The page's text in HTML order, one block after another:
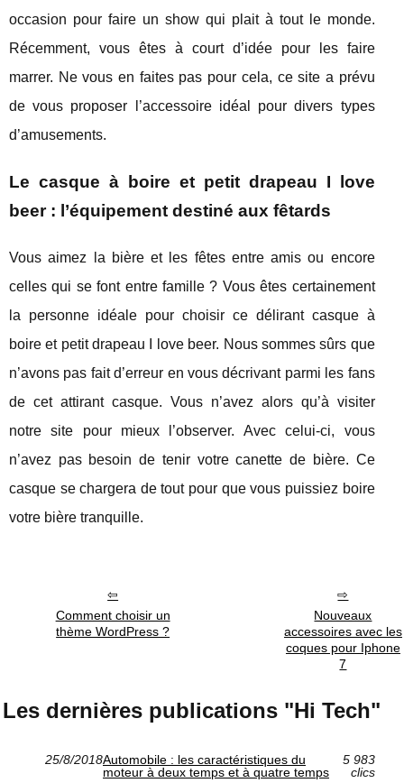
occasion pour faire un show qui plait à tout le monde.
Récemment, vous êtes à court d’idée pour les faire
marrer. Ne vous en faites pas pour cela, ce site a prévu
de vous proposer l’accessoire idéal pour divers types
d’amusements.
Le casque à boire et petit drapeau I love
beer : l’équipement destiné aux fêtards
Vous aimez la bière et les fêtes entre amis ou encore
celles qui se font entre famille ? Vous êtes certainement
la personne idéale pour choisir ce délirant casque à
boire et petit drapeau I love beer. Nous sommes sûrs que
n’avons pas fait d’erreur en vous décrivant parmi les fans
de cet attirant casque. Vous n’avez alors qu’à visiter
notre site pour mieux l’observer. Avec celui-ci, vous
n’avez pas besoin de tenir votre canette de bière. Ce
casque se chargera de tout pour que vous puissiez boire
votre bière tranquille.
Comment choisir un
thème WordPress ?
Nouveaux
accessoires avec les
coques pour Iphone
7
Les dernières publications "Hi Tech"
25/8/2018Automobile : les caractéristiques du
moteur à deux temps et à quatre temps
5 983
clics